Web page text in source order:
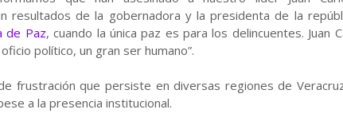
resultados de la gobernadora y la presidenta de la
de Paz, cuando la única paz es para los delincuentes. Juan
político, un gran ser humano”.
frustración que persiste en diversas regiones de
a la presencia institucional.